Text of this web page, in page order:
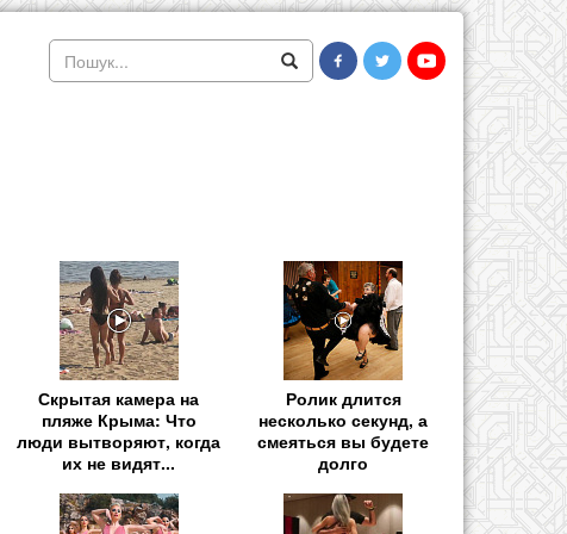
Скрытая камера на
пляже Крыма: Что
люди вытворяют, когда
их не видят...
Ролик длится
несколько секунд, а
смеяться вы будете
долго